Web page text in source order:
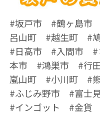
#坂戸市 #鶴ヶ島
呂山町 #越生町 #
#日高市 #入間市
本市 #鴻巣市 #行
嵐山町 #小川町 #
#ふじみ野市 #富士
#インゴット #金貨